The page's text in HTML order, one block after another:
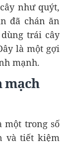
như quýt,
đã chán ăn
trái cây
là một gợi
mạnh.
mạch
một trong số
và tiết kiệm